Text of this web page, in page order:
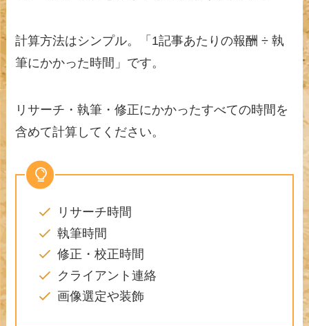
計算方法はシンプル。「1記事あたりの報酬 ÷ 執
筆にかかった時間」です。
リサーチ・執筆・修正にかかったすべての時間を
含めて計算してください。
リサーチ時間
執筆時間
修正・校正時間
クライアント連絡
画像選定や装飾